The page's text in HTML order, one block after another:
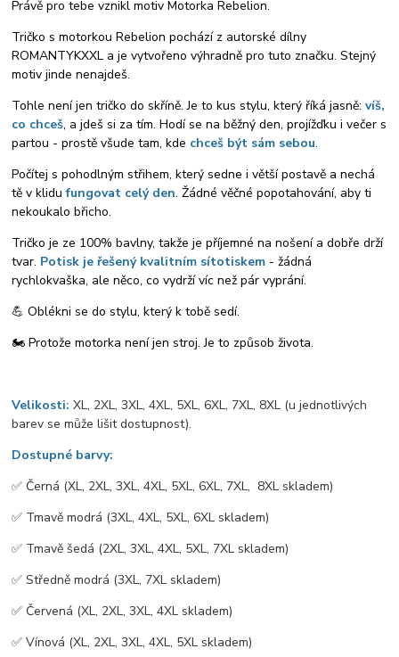
Právě pro tebe vznikl motiv Motorka Rebelion.
Tričko s motorkou Rebelion pochází z autorské dílny
ROMANTYKXXL a je vytvořeno výhradně pro tuto značku. Stejný
motiv jinde nenajdeš.
Tohle není jen tričko do skříně. Je to kus stylu, který říká jasně:víš,
co chceš, a jdeš si za tím. Hodí se na běžný den, projížďku i večer s
partou - prostě všude tam, kde chceš být sám sebou.
Počítej s pohodlným střihem, který sedne i větší postavě a nechá
tě v klidufungovat celý den. Žádné věčné popotahování, aby ti
nekoukalo břicho.
Tričko je ze 100% bavlny, takže je příjemné na nošení a dobře drží
tvar. Potisk je řešený kvalitním sítotiskem - žádná
rychlokvaška, ale něco, co vydrží víc než pár vyprání.
💪 Oblékni se do stylu, který k tobě sedí.
🏍️ Protože motorka není jen stroj. Je to způsob života.
Velikosti: XL, 2XL, 3XL, 4XL, 5XL, 6XL, 7XL, 8XL (u jednotlivých
barev se může lišit dostupnost).
Dostupné barvy:
✅️ Černá (XL, 2XL, 3XL, 4XL, 5XL, 6XL, 7XL, 8XL skladem)
✅️ Tmavě modrá (3XL, 4XL, 5XL, 6XL skladem)
✅️ Tmavě šedá (2XL, 3XL, 4XL, 5XL, 7XL skladem)
✅️ Středně modrá (3XL, 7XL skladem)
✅️ Červená (XL, 2XL, 3XL, 4XL skladem)
✅️ Vínová (XL, 2XL, 3XL, 4XL, 5XL skladem)